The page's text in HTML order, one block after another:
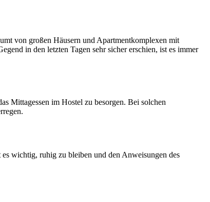
von großen Häusern und Apartmentkomplexen mit
in den letzten Tagen sehr sicher erschien, ist es immer
Mittagessen im Hostel zu besorgen. Bei solchen
wichtig, ruhig zu bleiben und den Anweisungen des